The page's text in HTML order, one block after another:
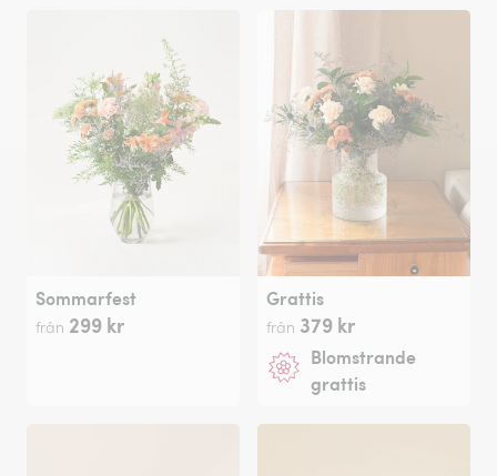
Sommarfest
från 299 kr
Grattis
från 379 kr
Blomstrande
grattis